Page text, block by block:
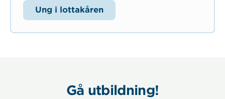
Ung i lottakåren
Gå utbildning!